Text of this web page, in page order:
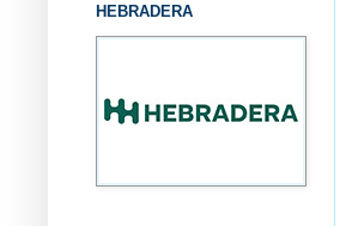
HEBRADERA